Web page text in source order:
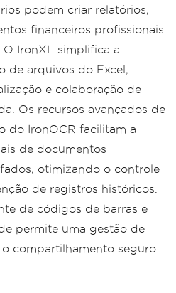
podem criar relatórios,
financeiros profissionais
O IronXL simplifica a
de arquivos do Excel,
e colaboração de
Os recursos avançados de
do IronOCR facilitam a
de documentos
otimizando o controle
de registros históricos.
de códigos de barras e
permite uma gestão de
compartilhamento seguro